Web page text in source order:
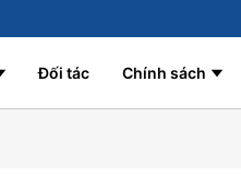
Đối tác Chính sách